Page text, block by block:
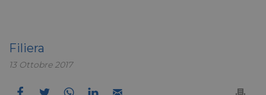
Filiera
13 Ottobre 2017